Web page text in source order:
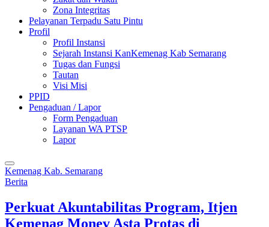
Zona Integritas
Pelayanan Terpadu Satu Pintu
Profil
Profil Instansi
Sejarah Instansi KanKemenag Kab Semarang
Tugas dan Fungsi
Tautan
Visi Misi
PPID
Pengaduan / Lapor
Form Pengaduan
Layanan WA PTSP
Lapor
Kemenag Kab. Semarang
Berita
Perkuat Akuntabilitas Program, Itjen
Kemenag Monev Asta Protas di